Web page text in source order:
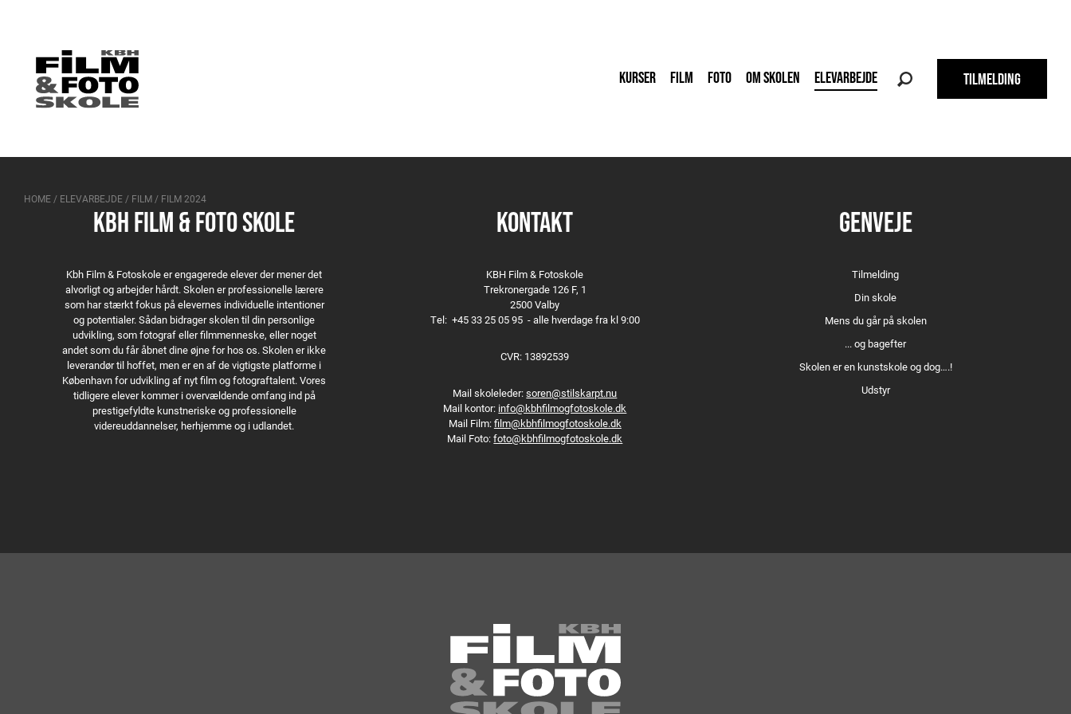
KURSER FILM FOTO OM SKOLEN ELEVARBEJDE TILMELDING
HOME / ELEVARBEJDE / FILM / FILM 2024
KBH FILM & FOTO SKOLE
Kbh Film & Fotoskole er engagerede elever der mener det
alvorligt og arbejder hårdt. Skolen er professionelle lærere
som har stærkt fokus på elevernes individuelle intentioner
og potentialer. Sådan bidrager skolen til din personlige
udvikling, som fotograf eller filmmenneske, eller noget
andet som du får åbnet dine øjne for hos os. Skolen er ikke
leverandør til hoffet, men er en af de vigtigste platforme i
København for udvikling af nyt film og fotograftalent. Vores
tidligere elever kommer i overvældende omfang ind på
prestigefyldte kunstneriske og professionelle
videreuddannelser, herhjemme og i udlandet.
KONTAKT
KBH Film & Fotoskole
Trekronergade 126 F, 1
2500 Valby
Tel: +45 33 25 05 95- alle hverdage fra kl 9:00
CVR: 13892539
Mail skoleleder:soren@stilskarpt.nu
Mail kontor: info@kbhfilmogfotoskole.dk
Mail Film:film@kbhfilmogfotoskole.dk
Mail Foto:foto@kbhfilmogfotoskole.dk
GENVEJE
Tilmelding
Din skole
Mens du går på skolen
... og bagefter
Skolen er en kunstskole og dog….!
Udstyr